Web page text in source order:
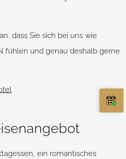
dass Sie sich bei uns wie
fühlen und genau deshalb gerne
ein romantisches